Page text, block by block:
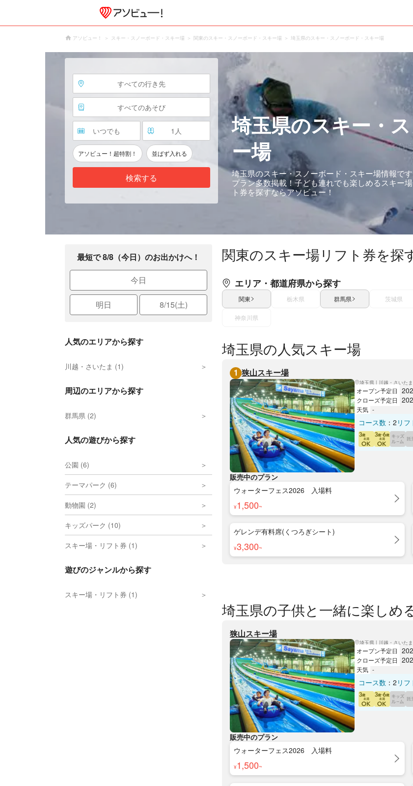
アソビュー！ スキー・スノーボード・スキー場 関東のスキー・スノーボード・スキー場 埼玉県のスキー・スノーボード・スキー場
すべての行き先
すべてのあそび
いつでも 1 人
アソビュー！超特割！ 並ばず入れる
検索する
埼玉県のスキー・
ー場
埼玉県のスキー・スノーボード・スキー場情報で
プラン多数掲載！子ども連れでも楽しめるスキー
ト券を探すならアソビュー！
最短で 8/8（今日）のお出かけへ！
今日
明日 8/15(土)
人気のエリアから探す
川越・さいたま (1)
周辺のエリアから探す
群馬県 (2)
人気の遊びから探す
公園 (6)
テーマパーク (6)
動物園 (2)
キッズパーク (10)
スキー場・リフト券 (1)
遊びのジャンルから探す
スキー場・リフト券 (1)
関東のスキー場リフト券を探
エリア・都道府県から探す
関東 栃木県 群馬県 茨城県
神奈川県
埼玉県の人気スキー場
1 狭山スキー場
埼玉県 | 川越・さいたま
オープン予定日
クローズ予定日
天気 -
コース数 ： 2 リフ
販売中のプラン
ウォーターフェス2026 入場料
¥1,500~
ゲレンデ有料席(くつろぎシート)
¥3,300~
埼玉県の子供と一緒に楽しめ
狭山スキー場
埼玉県 | 川越・さいたま
オープン予定日
クローズ予定日
天気 -
コース数 ： 2 リフ
販売中のプラン
ウォーターフェス2026 入場料
¥1,500~